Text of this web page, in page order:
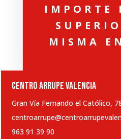
IMPORTE
MISMA
CENTRO ARRUPE VALENCIA
Gran Vía Fernando el Católico,
963 91 39 90